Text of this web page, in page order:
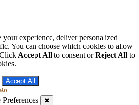
experience, deliver personalized
You can choose which cookies to allow
Accept All to consent orReject All to
Accept All
✖